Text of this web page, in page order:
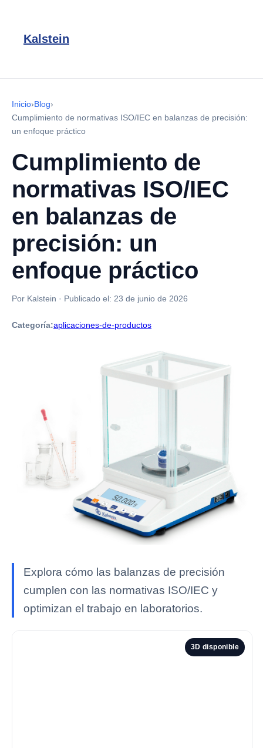
Kalstein
Inicio›Blog›
Cumplimiento de normativas ISO/IEC en balanzas de precisión:
un enfoque práctico
Cumplimiento de
normativas ISO/IEC
en balanzas de
precisión: un
enfoque práctico
Por Kalstein · Publicado el: 23 de junio de 2026
Categoría:aplicaciones-de-productos
Explora cómo las balanzas de precisión
cumplen con las normativas ISO/IEC y
optimizan el trabajo en laboratorios.
3D disponible